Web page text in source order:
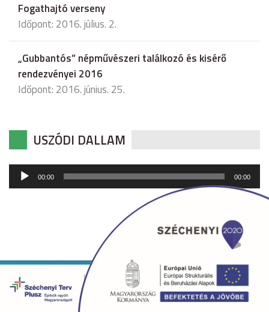
Fogathajtó verseny
Időpont: 2016. július. 2.
„Gubbantós” népművészeri találkozó és kisérő
rendezvényei 2016
Időpont: 2016. június. 25.
USZÓDI DALLAM
Audió
lejátszó
00:00 00:00
Copyright © 2026 uszod.hu Minden jog fenntartva. •
Készítette:fridrik.me